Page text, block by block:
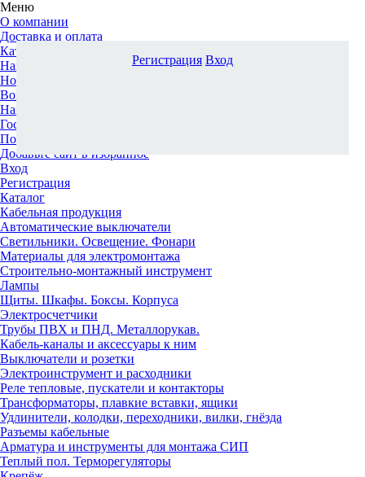
Меню
О компании
Доставка и оплата
Каталог
Наши офисы
Новости и новинки
Вопрос-ответ
Наша команда
Гос. заказчикам
Поставщикам
Добавьте сайт в избранное
Вход
Регистрация
Каталог
Кабельная продукция
Автоматические выключатели
Светильники. Освещение. Фонари
Материалы для электромонтажа
Строительно-монтажный инструмент
Лампы
Щиты. Шкафы. Боксы. Корпуса
Электросчетчики
Трубы ПВХ и ПНД. Металлорукав.
Кабель-каналы и аксессуары к ним
Выключатели и розетки
Электроинструмент и расходники
Реле тепловые, пускатели и контакторы
Трансформаторы, плавкие вставки, ящики
Удлинители, колодки, переходники, вилки, гнёзда
Разъемы кабельные
Арматура и инструменты для монтажа СИП
Теплый пол. Терморегуляторы
Регистрация Вход